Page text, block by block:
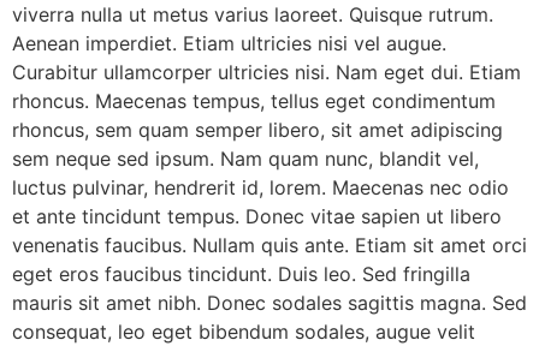
viverra nulla ut metus varius laoreet. Quisque rutrum.
Aenean imperdiet. Etiam ultricies nisi vel augue.
Curabitur ullamcorper ultricies nisi. Nam eget dui. Etiam
rhoncus. Maecenas tempus, tellus eget condimentum
rhoncus, sem quam semper libero, sit amet adipiscing
sem neque sed ipsum. Nam quam nunc, blandit vel,
luctus pulvinar, hendrerit id, lorem. Maecenas nec odio
et ante tincidunt tempus. Donec vitae sapien ut libero
venenatis faucibus. Nullam quis ante. Etiam sit amet orci
eget eros faucibus tincidunt. Duis leo. Sed fringilla
mauris sit amet nibh. Donec sodales sagittis magna. Sed
consequat, leo eget bibendum sodales, augue velit